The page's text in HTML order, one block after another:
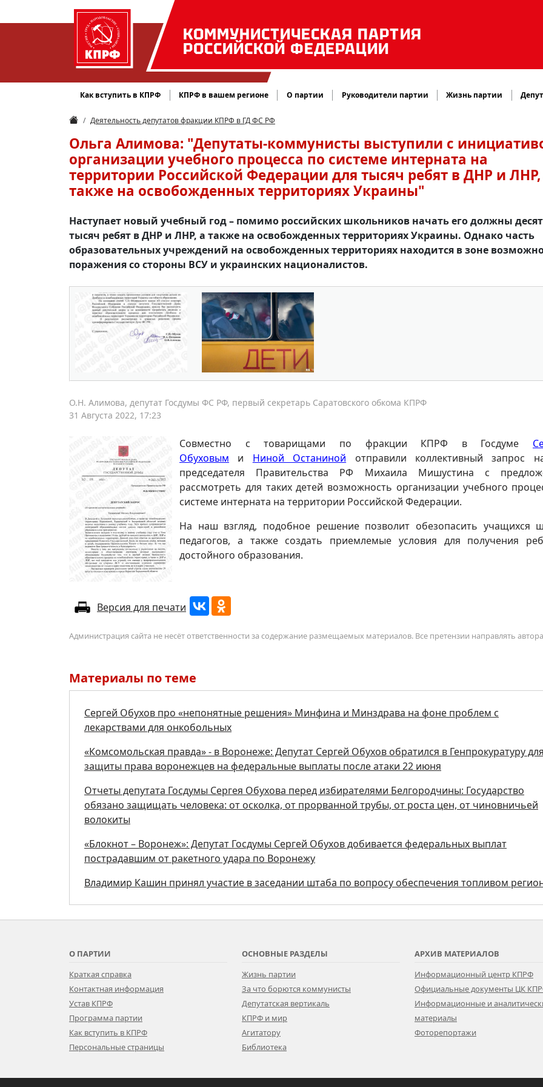
КОММУНИСТИЧЕСКАЯ ПАРТИЯ
РОССИЙСКОЙ ФЕДЕРАЦИИ
Как вступить в КПРФ КПРФ в вашем регионе О партии Руководители партии Жизнь партии
Деятельность депутатов фракции КПРФ в ГД ФС РФ
Ольга Алимова: "Депутаты-коммунисты выступили с
организации учебного процесса по системе интерната на
территории Российской Федерации для тысяч ребят в ДНР и ЛНР,
также на освобожденных территориях Украины"
Наступает новый учебный год – помимо российских школьников начать его должны
тысяч ребят в ДНР и ЛНР, а также на освобожденных территориях Украины. Однако часть
образовательных учреждений на освобожденных территориях находится в зоне
поражения со стороны ВСУ и украинских националистов.
О.Н. Алимова, депутат Госдумы ФС РФ, первый секретарь Саратовского обкома КПРФ
31 Августа 2022, 17:23
Совместно с товарищами по фракции КПРФ в Госдуме
Обуховым и Ниной Останиной отправили коллективный запрос
председателя Правительства РФ Михаила Мишустина с
рассмотреть для таких детей возможность организации учебного
системе интерната на территории Российской Федерации.
На наш взгляд, подобное решение позволит обезопасить учащихся
педагогов, а также создать приемлемые условия для получения
достойного образования.
Версия для печати
Администрация сайта не несёт ответственности за содержание размещаемых материалов. Все претензии направлять
Материалы по теме
Сергей Обухов про «непонятные решения» Минфина и Минздрава на фоне проблем с
лекарствами для онкобольных
«Комсомольская правда» - в Воронеже: Депутат Сергей Обухов обратился в Генпрокуратуру для
защиты права воронежцев на федеральные выплаты после атаки 22 июня
Отчеты депутата Госдумы Сергея Обухова перед избирателями Белгородчины: Государство
обязано защищать человека: от осколка, от прорванной трубы, от роста цен, от чиновничьей
волокиты
«Блокнот – Воронеж»: Депутат Госдумы Сергей Обухов добивается федеральных выплат
пострадавшим от ракетного удара по Воронежу
Владимир Кашин принял участие в заседании штаба по вопросу обеспечения топливом
О ПАРТИИ
Краткая справка
Контактная информация
Устав КПРФ
Программа партии
Как вступить в КПРФ
Персональные страницы
ОСНОВНЫЕ РАЗДЕЛЫ
Жизнь партии
За что борются коммунисты
Депутатская вертикаль
КПРФ и мир
Агитатору
Библиотека
АРХИВ МАТЕРИАЛОВ
Информационный центр КПРФ
Официальные документы ЦК
Информационные и
материалы
Фоторепортажи